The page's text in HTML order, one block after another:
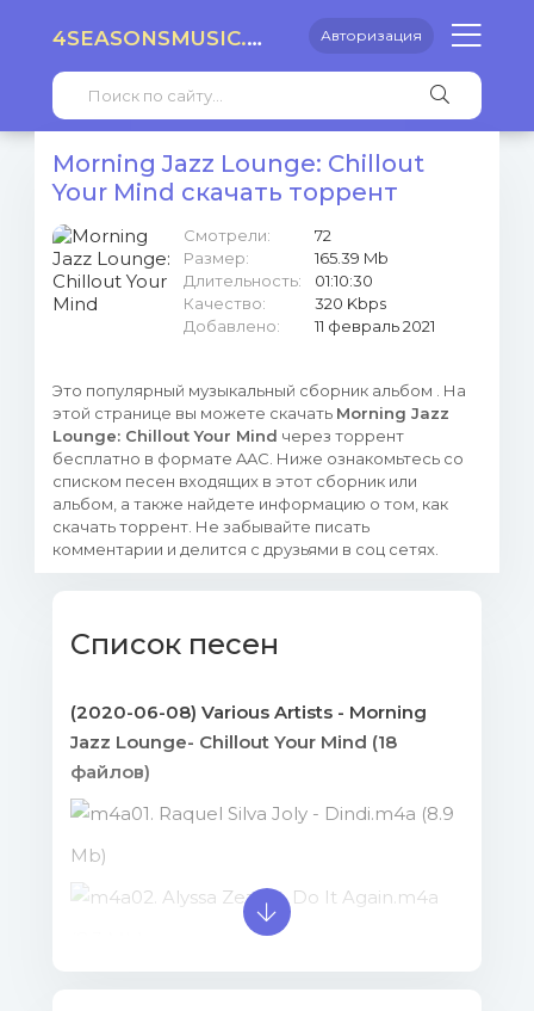
4SEASONSMUSIC.RU Авторизация
Morning Jazz Lounge: Chillout
Your Mind скачать торрент
Смотрели:
72
Размер:
165.39 Mb
Длительность:
01:10:30
Качество:
320 Kbps
Добавлено:
11 февраль 2021
Это популярный музыкальный сборник альбом . На
этой странице вы можете скачать Morning Jazz
Lounge: Chillout Your Mind через торрент
бесплатно в формате AAC. Ниже ознакомьтесь со
списком песен входящих в этот сборник или
альбом, а также найдете информацию о том, как
скачать торрент. Не забывайте писать
комментарии и делится с друзьями в соц сетях.
Список песен
(2020-06-08) Various Artists - Morning
Jazz Lounge- Chillout Your Mind (18
файлов)
01. Raquel Silva Joly - Dindi.m4a (8.9
Mb)
02. Alyssa Zezza - Do It Again.m4a